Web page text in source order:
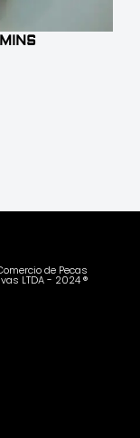
de Pecas
LTDA - 2024 ®